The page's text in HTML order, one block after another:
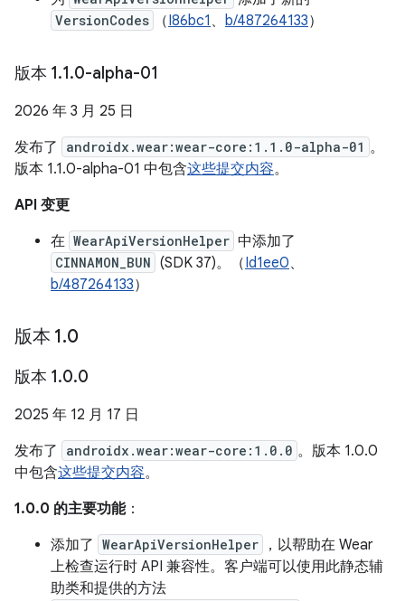
VersionCodes （I86bc1 、 b/487264133）
版本 1.1.0-alpha-01
2026 年 3 月 25 日
发布了
androidx.wear:wear-core:1.1.0-alpha-01 。
版本 1.1.0-alpha-01 中包含这些提交内容。
API 变更
在 WearApiVersionHelper 中添加了
CINNAMON_BUN (SDK 37)。（Id1ee0、
b/487264133）
版本 1.0
版本 1.0.0
2025 年 12 月 17 日
发布了
androidx.wear:wear-core:1.0.0 。版本 1.0.0
中包含这些提交内容。
1.0.0 的主要功能：
添加了 WearApiVersionHelper
，以帮助在 Wear
上检查运行时 API 兼容性。客户端可以使用此静态辅
助类和提供的方法